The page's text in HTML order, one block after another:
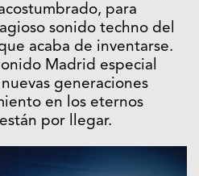
para
sonido techno del
acaba de inventarse.
Madrid especial
generaciones
en los eternos
por llegar.